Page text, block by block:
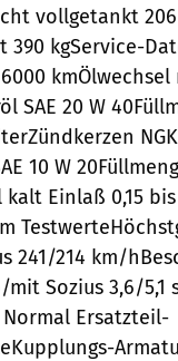
vollgetankt 206
390 kgService-
SAE 20 W
NGK
10 W
Einlaß 0,15
241/214 km/
Sozius 3,6/5,1
Ersatzteil-